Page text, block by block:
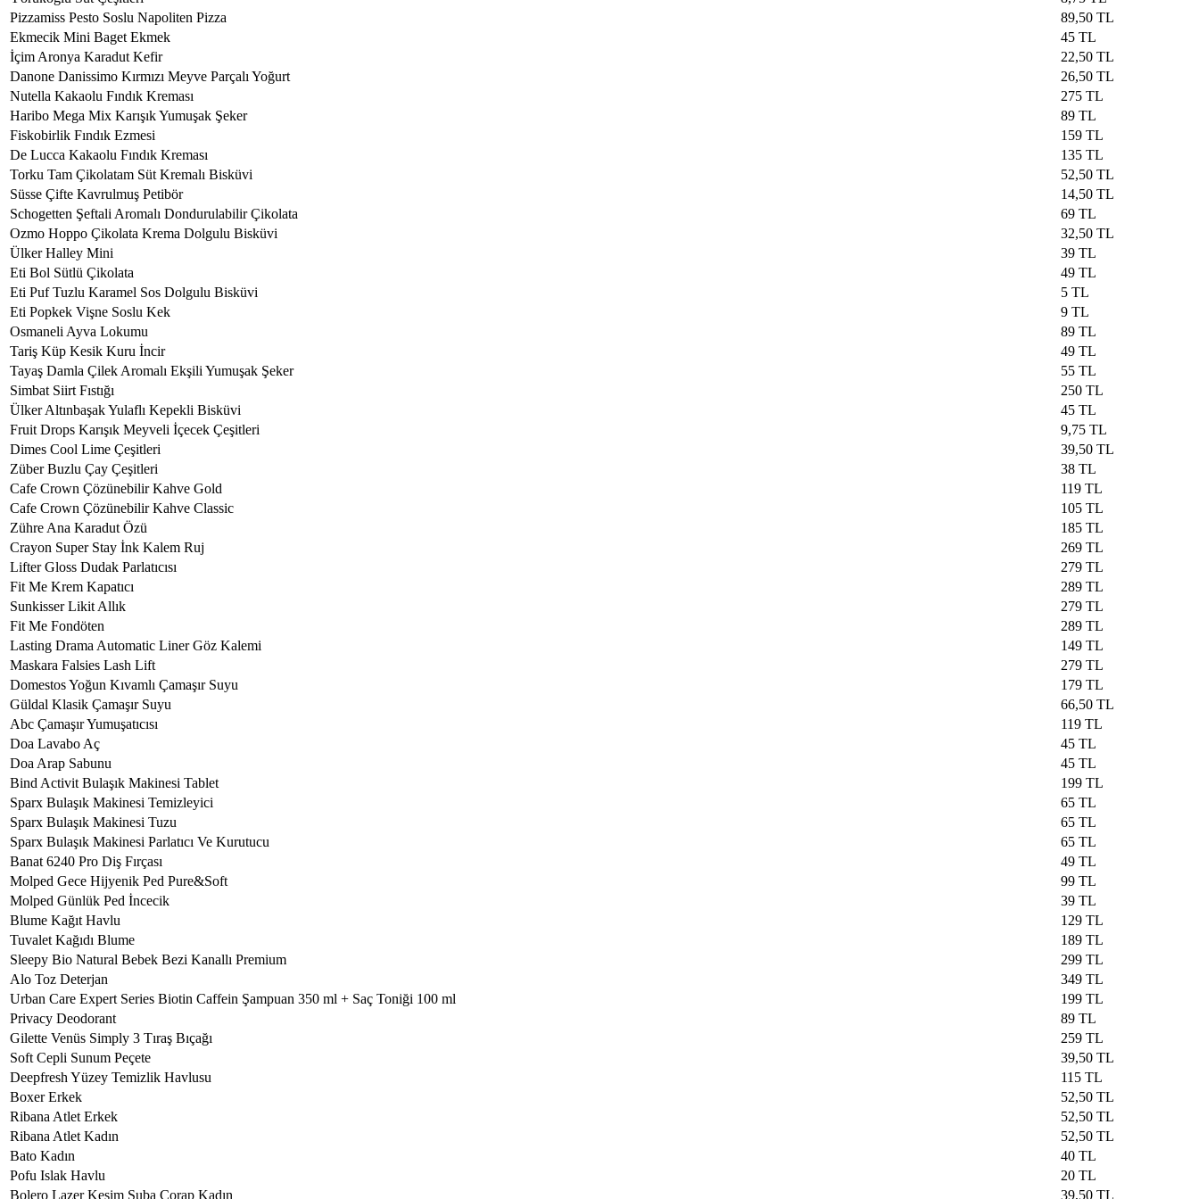
Pizzamiss Pesto Soslu Napoliten Pizza
89,50 TL
Ekmecik Mini Baget Ekmek
45 TL
İçim Aronya Karadut Kefir
22,50 TL
Danone Danissimo Kırmızı Meyve Parçalı Yoğurt
26,50 TL
Nutella Kakaolu Fındık Kreması
275 TL
Haribo Mega Mix Karışık Yumuşak Şeker
89 TL
Fiskobirlik Fındık Ezmesi
159 TL
De Lucca Kakaolu Fındık Kreması
135 TL
Torku Tam Çikolatam Süt Kremalı Bisküvi
52,50 TL
Süsse Çifte Kavrulmuş Petibör
14,50 TL
Schogetten Şeftali Aromalı Dondurulabilir Çikolata
69 TL
Ozmo Hoppo Çikolata Krema Dolgulu Bisküvi
32,50 TL
Ülker Halley Mini
39 TL
Eti Bol Sütlü Çikolata
49 TL
Eti Puf Tuzlu Karamel Sos Dolgulu Bisküvi
5 TL
Eti Popkek Vişne Soslu Kek
9 TL
Osmaneli Ayva Lokumu
89 TL
Tariş Küp Kesik Kuru İncir
49 TL
Tayaş Damla Çilek Aromalı Ekşili Yumuşak Şeker
55 TL
Simbat Siirt Fıstığı
250 TL
Ülker Altınbaşak Yulaflı Kepekli Bisküvi
45 TL
Fruit Drops Karışık Meyveli İçecek Çeşitleri
9,75 TL
Dimes Cool Lime Çeşitleri
39,50 TL
Züber Buzlu Çay Çeşitleri
38 TL
Cafe Crown Çözünebilir Kahve Gold
119 TL
Cafe Crown Çözünebilir Kahve Classic
105 TL
Zühre Ana Karadut Özü
185 TL
Crayon Super Stay İnk Kalem Ruj
269 TL
Lifter Gloss Dudak Parlatıcısı
279 TL
Fit Me Krem Kapatıcı
289 TL
Sunkisser Likit Allık
279 TL
Fit Me Fondöten
289 TL
Lasting Drama Automatic Liner Göz Kalemi
149 TL
Maskara Falsies Lash Lift
279 TL
Domestos Yoğun Kıvamlı Çamaşır Suyu
179 TL
Güldal Klasik Çamaşır Suyu
66,50 TL
Abc Çamaşır Yumuşatıcısı
119 TL
Doa Lavabo Aç
45 TL
Doa Arap Sabunu
45 TL
Bind Activit Bulaşık Makinesi Tablet
199 TL
Sparx Bulaşık Makinesi Temizleyici
65 TL
Sparx Bulaşık Makinesi Tuzu
65 TL
Sparx Bulaşık Makinesi Parlatıcı Ve Kurutucu
65 TL
Banat 6240 Pro Diş Fırçası
49 TL
Molped Gece Hijyenik Ped Pure&Soft
99 TL
Molped Günlük Ped İncecik
39 TL
Blume Kağıt Havlu
129 TL
Tuvalet Kağıdı Blume
189 TL
Sleepy Bio Natural Bebek Bezi Kanallı Premium
299 TL
Alo Toz Deterjan
349 TL
Urban Care Expert Series Biotin Caffein Şampuan 350 ml + Saç Toniği 100 ml
199 TL
Privacy Deodorant
89 TL
Gilette Venüs Simply 3 Tıraş Bıçağı
259 TL
Soft Cepli Sunum Peçete
39,50 TL
Deepfresh Yüzey Temizlik Havlusu
115 TL
Boxer Erkek
52,50 TL
Ribana Atlet Erkek
52,50 TL
Ribana Atlet Kadın
52,50 TL
Bato Kadın
40 TL
Pofu Islak Havlu
20 TL
Bolero Lazer Kesim Suba Çorap Kadın
39,50 TL